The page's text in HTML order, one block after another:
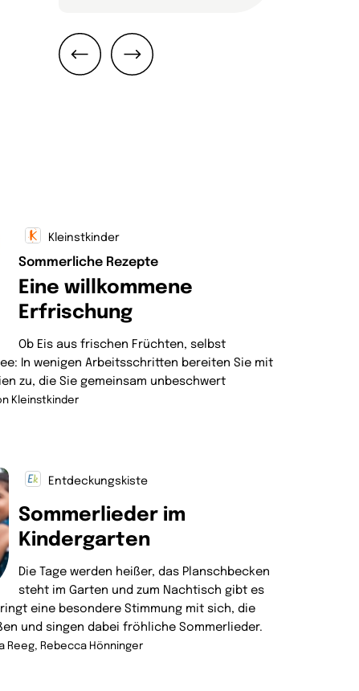
Kleinstkinder
Sommerliche Rezepte
Eine willkommene
Erfrischung
Ob Eis aus frischen Früchten, selbst
In wenigen Arbeitsschritten bereiten Sie mit
zu, die Sie gemeinsam unbeschwert
Kleinstkinder
Entdeckungskiste
Sommerlieder im
Kindergarten
Die Tage werden heißer, das Planschbecken
steht im Garten und zum Nachtisch gibt es
eine besondere Stimmung mit sich, die
und singen dabei fröhliche Sommerlieder.
Reeg, Rebecca Hönninger